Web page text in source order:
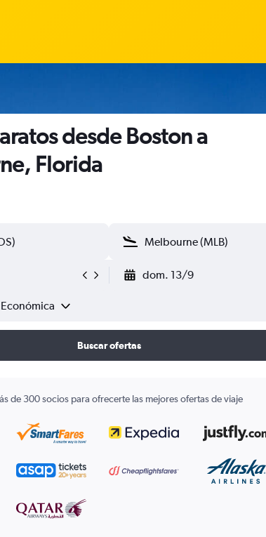
desde Boston a
Florida
dom. 13/9
Buscar ofertas
de 300 socios para ofrecerte las mejores ofertas de viaje